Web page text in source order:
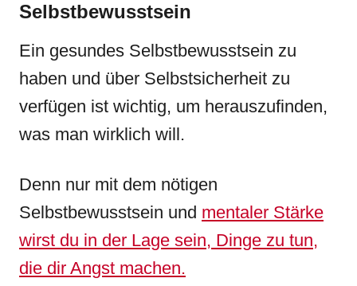
Selbstbewusstsein
Ein gesundes Selbstbewusstsein zu
haben und über Selbstsicherheit zu
verfügen ist wichtig, um herauszufinden,
was man wirklich will.
Denn nur mit dem nötigen
Selbstbewusstsein und mentaler Stärke
wirst du in der Lage sein, Dinge zu tun,
die dir Angst machen.